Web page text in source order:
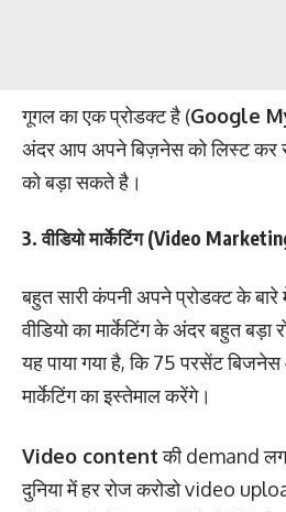
गूगल का एक प्रोडक्ट है (Google
अंदर आप अपने बिज़नेस को लिस्ट
को बड़ा सकते है।
3. वीडियो मार्केटिंग (Video
बहुत सारी कंपनी अपने प्रोडक्ट के बारे
वीडियो का मार्केटिंग के अंदर बहुत बड़ा
यह पाया गया है, कि 75 परसेंट
मार्केटिंग का इस्तेमाल करेंगे।
Video contentकी demand
दुनिया में हर रोज करोडो video